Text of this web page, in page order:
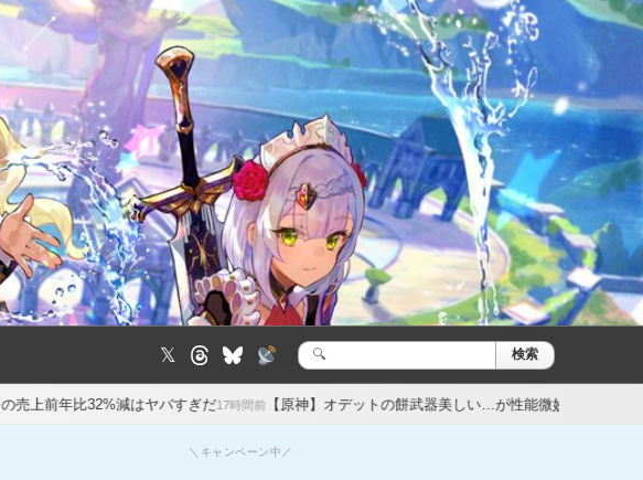
𝕏
検
検索
はヤバすぎだ17時間前【原神】オデットの餅武器美しい…が性能微妙？旅人専用武器強すぎワロタ
＼キャンペーン中／